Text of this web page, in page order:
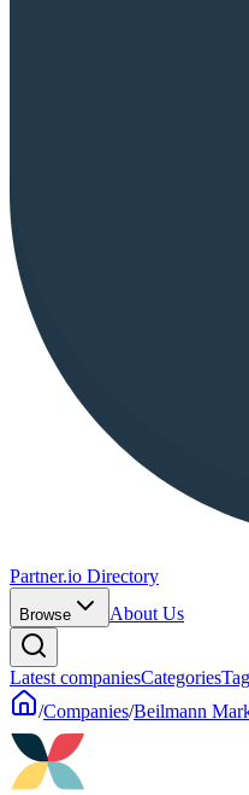
Partner.io Directory
Browse About Us
Latest companiesCategories
/Companies/Beilmann